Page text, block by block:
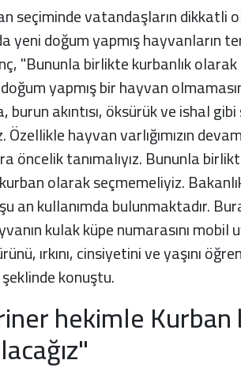
seçiminde vatandaşların dikkatli
yeni doğum yapmış hayvanların
"Bununla birlikte kurbanlık
yapmış bir hayvan
burun akıntısı, öksürük ve ishal
hayvan varlığımızın
öncelik tanımalıyız. Bununla
kurban olarak seçmemeliyiz.
an kullanımda bulunmaktadır.
kulak küpe numarasını
ırkını, cinsiyetini ve yaşını
konuştu.
hekimle Kurban